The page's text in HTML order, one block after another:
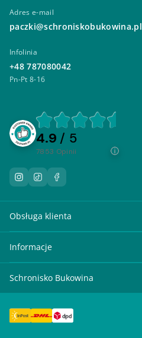
Adres e-mail
paczki@schroniskobukowina.pl
Infolinia
+48 787080042
Pn-Pt 8-16
4.9 / 5
7853 opinii
Obsługa klienta
Informacje
Schronisko Bukowina